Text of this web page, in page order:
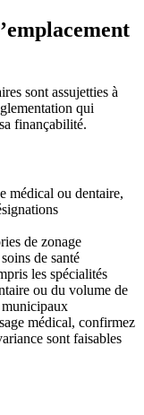
sont assujetties à
qui
finançabilité.
médical ou dentaire,
de zonage
de santé
les spécialités
ou du volume de
municipaux
médical, confirmez
sont faisables